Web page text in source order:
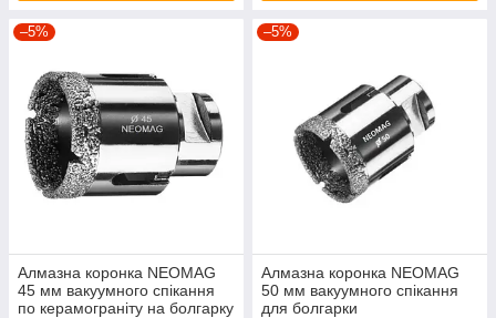
–5%
Алмазна коронка NEOMAG
45 мм вакуумного спікання
по керамограніту на болгарку
–5%
Алмазна коронка NEOMAG
50 мм вакуумного спікання
для болгарки